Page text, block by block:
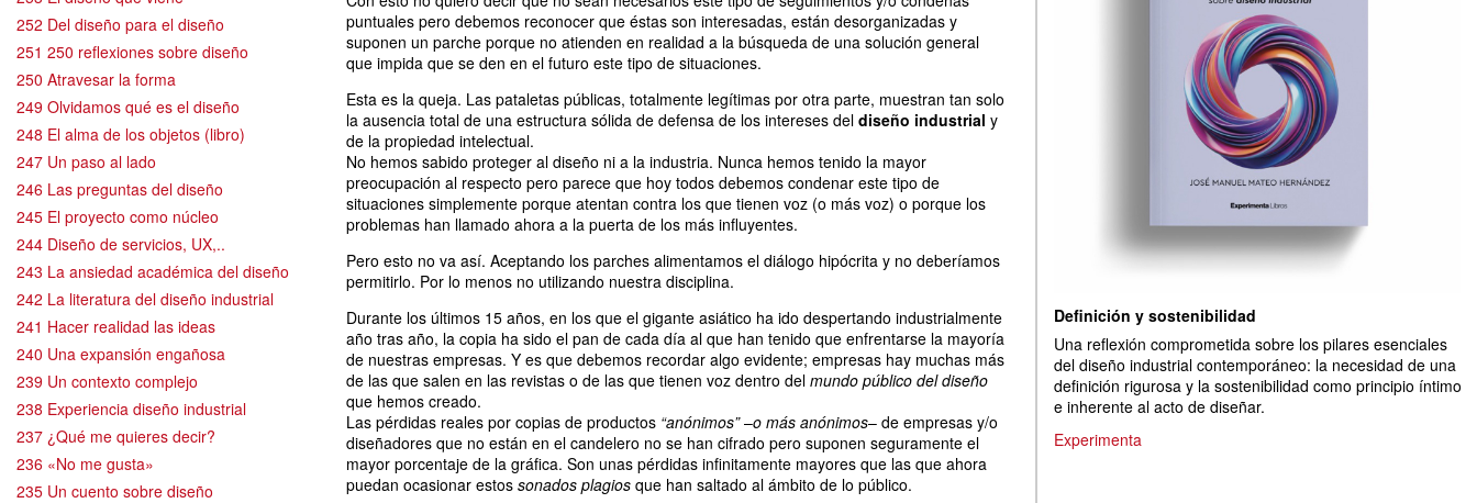
252 Del diseño para el diseño
251 250 reflexiones sobre diseño
250 Atravesar la forma
249 Olvidamos qué es el diseño
248 El alma de los objetos (libro)
247 Un paso al lado
246 Las preguntas del diseño
245 El proyecto como núcleo
244 Diseño de servicios, UX,..
243 La ansiedad académica del diseño
242 La literatura del diseño industrial
241 Hacer realidad las ideas
240 Una expansión engañosa
239 Un contexto complejo
238 Experiencia diseño industrial
237 ¿Qué me quieres decir?
236 «No me gusta»
235 Un cuento sobre diseño
puntuales pero debemos reconocer que éstas son interesadas, están desorganizadas y
suponen un parche porque no atienden en realidad a la búsqueda de una solución general
que impida que se den en el futuro este tipo de situaciones.
Esta es la queja. Las pataletas públicas, totalmente legítimas por otra parte, muestran tan solo
la ausencia total de una estructura sólida de defensa de los intereses del diseño industrial y
de la propiedad intelectual.
No hemos sabido proteger al diseño ni a la industria. Nunca hemos tenido la mayor
preocupación al respecto pero parece que hoy todos debemos condenar este tipo de
situaciones simplemente porque atentan contra los que tienen voz (o más voz) o porque los
problemas han llamado ahora a la puerta de los más influyentes.
Pero esto no va así. Aceptando los parches alimentamos el diálogo hipócrita y no deberíamos
permitirlo. Por lo menos no utilizando nuestra disciplina.
Durante los últimos 15 años, en los que el gigante asiático ha ido despertando industrialmente
año tras año, la copia ha sido el pan de cada día al que han tenido que enfrentarse la mayoría
de nuestras empresas. Y es que debemos recordar algo evidente; empresas hay muchas más
de las que salen en las revistas o de las que tienen voz dentro del mundo público del diseño
que hemos creado.
Las pérdidas reales por copias de productos “anónimos”–o más anónimos– de empresas y/o
diseñadores que no están en el candelero no se han cifrado pero suponen seguramente el
mayor porcentaje de la gráfica. Son unas pérdidas infinitamente mayores que las que ahora
puedan ocasionar estos sonados plagios que han saltado al ámbito de lo público.
Definición y sostenibilidad
Una reflexión comprometida sobre los pilares esenciales
del diseño industrial contemporáneo: la necesidad de una
definición rigurosa y la sostenibilidad como principio íntimo
e inherente al acto de diseñar.
Experimenta